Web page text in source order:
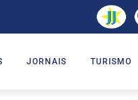
JORNAIS TURISMO